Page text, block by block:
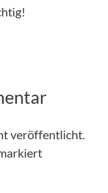
veröffentlicht.